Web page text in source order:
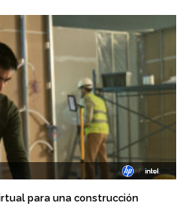
para una construcción